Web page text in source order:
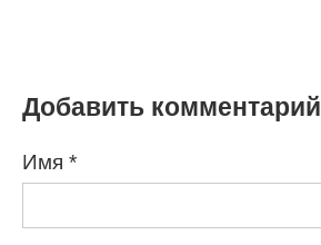
Добавить комментарий
Имя *